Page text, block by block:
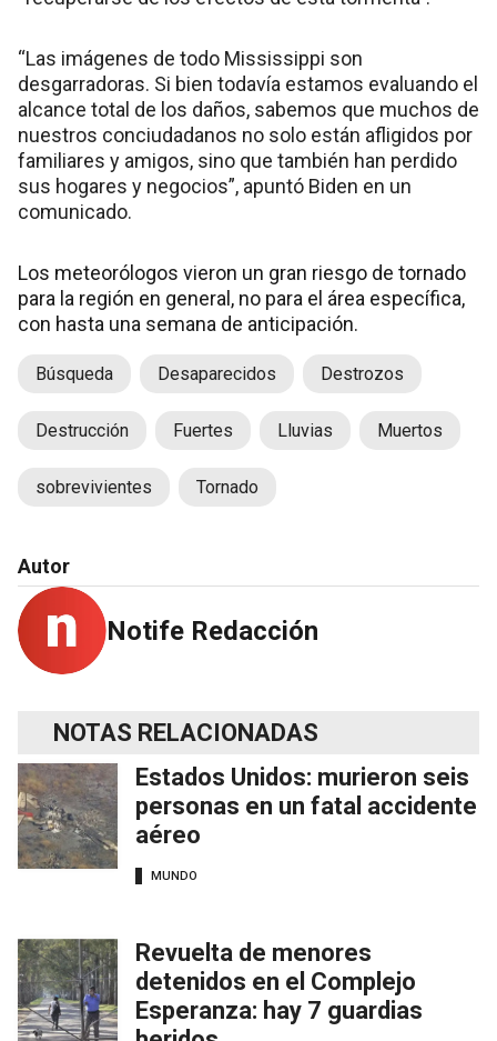
“Las imágenes de todo Mississippi son
desgarradoras. Si bien todavía estamos evaluando el
alcance total de los daños, sabemos que muchos de
nuestros conciudadanos no solo están afligidos por
familiares y amigos, sino que también han perdido
sus hogares y negocios”, apuntó Biden en un
comunicado.
Los meteorólogos vieron un gran riesgo de tornado
para la región en general, no para el área específica,
con hasta una semana de anticipación.
Búsqueda Desaparecidos Destrozos
Destrucción Fuertes Lluvias Muertos
sobrevivientes Tornado
Autor
Notife Redacción
NOTAS RELACIONADAS
Estados Unidos: murieron seis
personas en un fatal accidente
aéreo
MUNDO
Revuelta de menores
detenidos en el Complejo
Esperanza: hay 7 guardias